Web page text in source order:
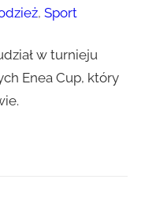
, Sport
w turnieju
Enea Cup, który